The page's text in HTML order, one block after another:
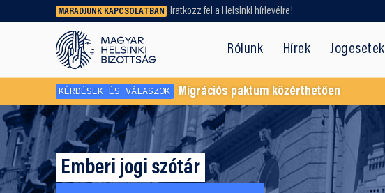
MARADJUNK KAPCSOLATBAN Iratkozz fel a Helsinki hírlevélre!
Rólunk Hírek Jogesetek
Régebbi tartalmat vagy
dokumentumot keresel? Használd a
keresőnket!
KÉRDÉSEK ÉS VÁLASZOK Migrációs paktum közérthetően
Emberi jogi szótár